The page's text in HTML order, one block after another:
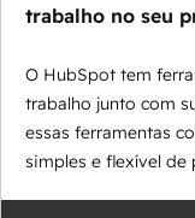
trabalho no seu
O HubSpot tem
trabalho junto com
essas ferramentas
simples e flexível de